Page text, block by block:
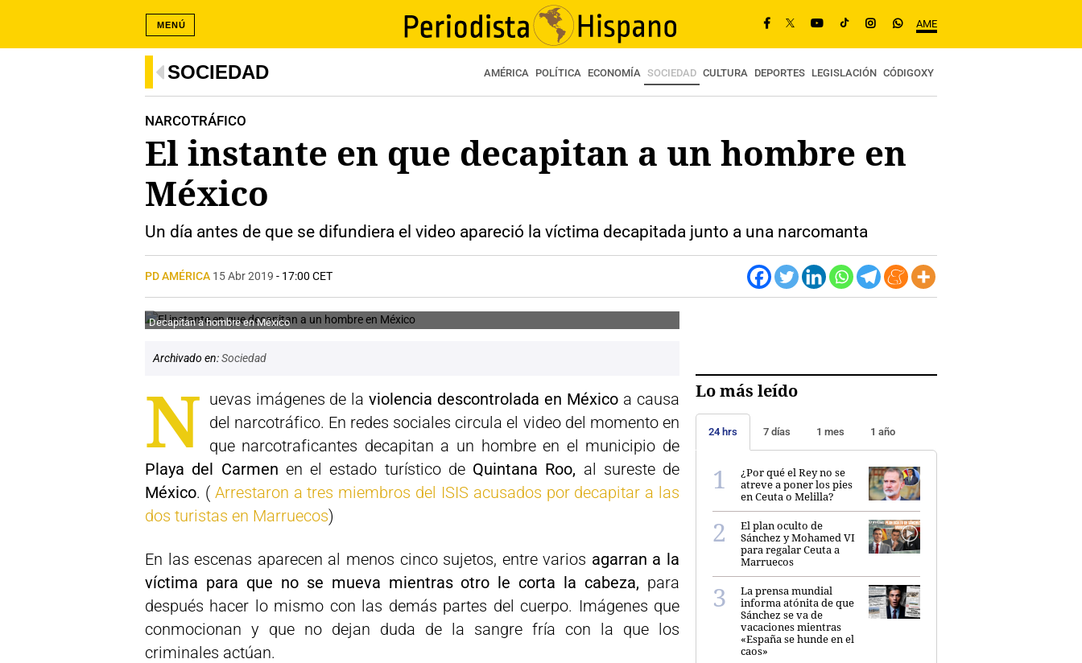
AME
MENÚ
SOCIEDAD AMÉRICA POLÍTICA ECONOMÍA SOCIEDAD CULTURA DEPORTES LEGISLACIÓN CÓDIGOXY
NARCOTRÁFICO
El instante en que decapitan a un hombre en
México
Un día antes de que se difundiera el video apareció la víctima decapitada junto a una narcomanta
PD AMÉRICA 15 Abr 2019 - 17:00 CET
Decapitan a hombre en México
Archivado en:Sociedad
N uevas imágenes de la violencia descontrolada en México a causa
del narcotráfico. En redes sociales circula el video del momento en
que narcotraficantes decapitan a un hombre en el municipio de
Playa del Carmen en el estado turístico de Quintana Roo, al sureste de
México. ( Arrestaron a tres miembros del ISIS acusados por decapitar a las
dos turistas en Marruecos)
En las escenas aparecen al menos cinco sujetos, entre varios agarran a la
víctima para que no se mueva mientras otro le corta la cabeza, para
después hacer lo mismo con las demás partes del cuerpo. Imágenes que
conmocionan y que no dejan duda de la sangre fría con la que los
criminales actúan.
Lo más leído
24 hrs 7 días 1 mes 1 año
¿Por qué el Rey no se
atreve a poner los pies
en Ceuta o Melilla?
El plan oculto de
Sánchez y Mohamed VI
para regalar Ceuta a
Marruecos
La prensa mundial
informa atónita de que
Sánchez se va de
vacaciones mientras
«España se hunde en el
caos»